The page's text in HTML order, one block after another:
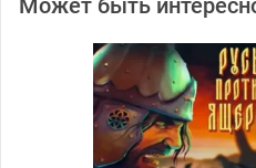
Может быть